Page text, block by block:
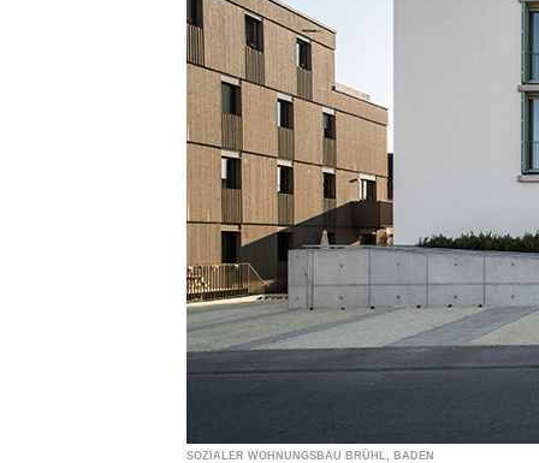
SOZIALER WOHNUNGSBAU BRÜHL, BADEN